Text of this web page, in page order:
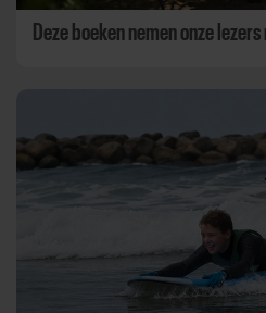
Deze boeken nemen onze